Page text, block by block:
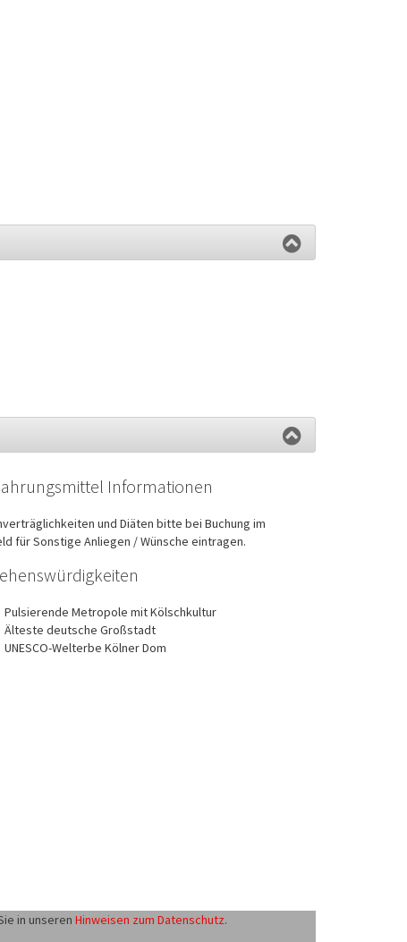
Informationen
und Diäten bitte bei Buchung im
für Sonstige Anliegen / Wünsche eintragen.
Pulsierende Metropole mit Kölschkultur
Älteste deutsche Großstadt
UNESCO-Welterbe Kölner Dom
in unseren Hinweisen zum Datenschutz.